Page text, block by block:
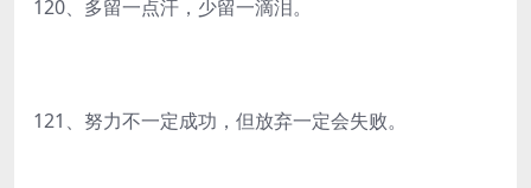
120、多留一点汗，少留一滴泪。
121、努力不一定成功，但放弃一定会失败。